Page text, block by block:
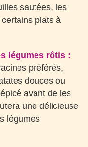
sautées, les
plats à
légumes rôtis :
préférés,
douces ou
avant de les
une délicieuse
légumes